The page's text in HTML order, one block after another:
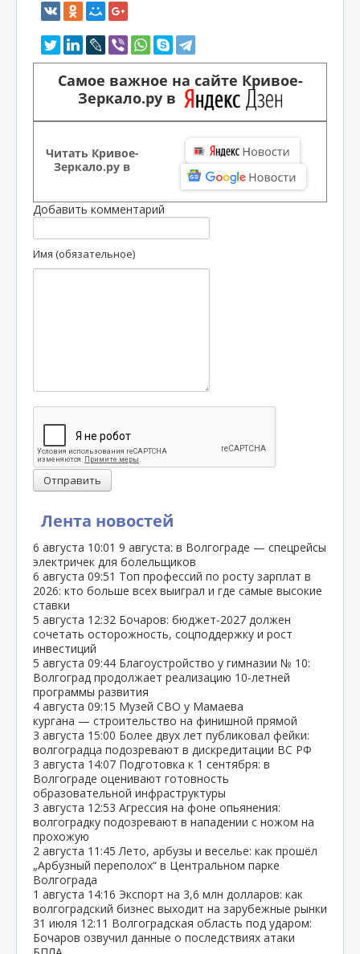
Лента новостей
6 августа 10:01 9 августа: в Волгограде — спецрейсы
электричек для болельщиков
6 августа 09:51 Топ профессий по росту зарплат в
2026: кто больше всех выиграл и где самые высокие
ставки
5 августа 12:32 Бочаров: бюджет‑2027 должен
сочетать осторожность, соцподдержку и рост
инвестиций
5 августа 09:44 Благоустройство у гимназии № 10:
Волгоград продолжает реализацию 10‑летней
программы развития
4 августа 09:15 Музей СВО у Мамаева
кургана — строительство на финишной прямой
3 августа 15:00 Более двух лет публиковал фейки:
волгоградца подозревают в дискредитации ВС РФ
3 августа 14:07 Подготовка к 1 сентября: в
Волгограде оценивают готовность
образовательной инфраструктуры
3 августа 12:53 Агрессия на фоне опьянения:
волгоградку подозревают в нападении с ножом на
прохожую
2 августа 11:45 Лето, арбузы и веселье: как прошёл
„Арбузный переполох“ в Центральном парке
Волгограда
1 августа 14:16 Экспорт на 3,6 млн долларов: как
волгоградский бизнес выходит на зарубежные рынки
31 июля 12:11 Волгоградская область под ударом:
Бочаров озвучил данные о последствиях атаки
Самое важное на сайте Кривое-
Зеркало.ру в
Читать Кривое-
Зеркало.ру в
Добавить комментарий
Имя (обязательное)
Отправить